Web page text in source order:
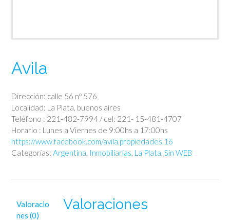
Avila
Dirección: calle 56 nº 576
Localidad: La Plata, buenos aires
Teléfono : 221-482-7994 / cel: 221- 15-481-4707
Horario : Lunes a Viernes de 9:00hs a 17:00hs
https://www.facebook.com/avila.propiedades.16
Categorías: Argentina, Inmobiliarias, La Plata, Sin WEB
Valoracio
nes (0)
Valoraciones